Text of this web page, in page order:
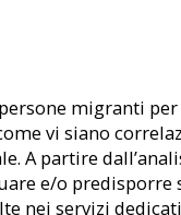
migranti
vi siano
A partire
e/o
nei servizi